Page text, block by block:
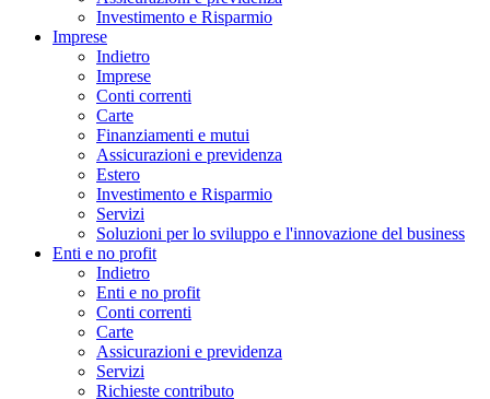
Investimento e Risparmio
Imprese
Indietro
Imprese
Conti correnti
Carte
Finanziamenti e mutui
Assicurazioni e previdenza
Estero
Investimento e Risparmio
Servizi
Soluzioni per lo sviluppo e l'innovazione del business
Enti e no profit
Indietro
Enti e no profit
Conti correnti
Carte
Assicurazioni e previdenza
Servizi
Richieste contributo